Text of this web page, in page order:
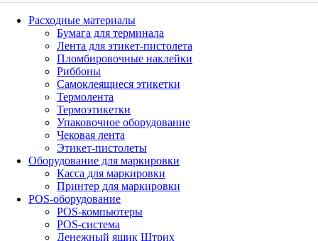
Расходные материалы
Бумага для терминала
Лента для этикет-пистолета
Пломбировочные наклейки
Риббоны
Самоклеящиеся этикетки
Термолента
Термоэтикетки
Упаковочное оборудование
Чековая лента
Этикет-пистолеты
Оборудование для маркировки
Касса для маркировки
Принтер для маркировки
POS-оборудование
POS-компьютеры
POS-система
Денежный ящик Штрих